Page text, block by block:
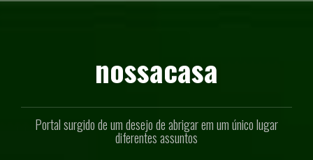
nossacasa
Portal surgido de um desejo de abrigar em um único lugar
diferentes assuntos